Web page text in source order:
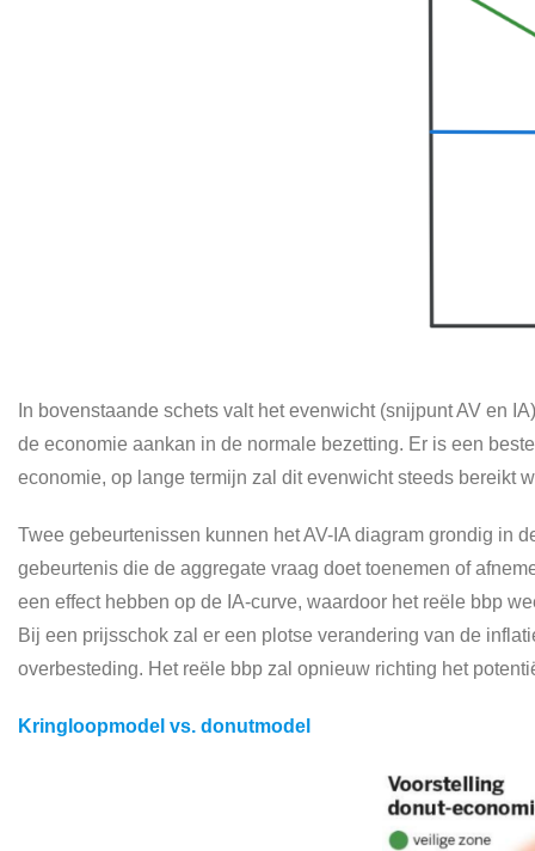
In bovenstaande schets valt het evenwicht (snijpunt AV en
de economie aankan in de normale bezetting. Er is een
economie, op lange termijn zal dit evenwicht steeds bereikt
Twee gebeurtenissen kunnen het AV-IA diagram grondig in
gebeurtenis die de aggregate vraag doet toenemen of
een effect hebben op de IA-curve, waardoor het reële bbp
Bij een prijsschok zal er een plotse verandering van de
overbesteding. Het reële bbp zal opnieuw richting het
Kringloopmodel vs. donutmodel